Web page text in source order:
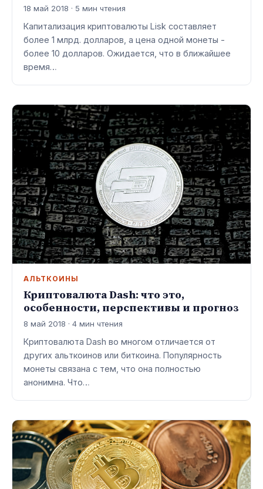
18 май 2018 · 5 мин чтения
Капитализация криптовалюты Lisk составляет
более 1 млрд. долларов, а цена одной монеты -
более 10 долларов. Ожидается, что в ближайшее
время…
АЛЬТКОИНЫ
Криптовалюта Dash: что это,
особенности, перспективы и прогноз
8 май 2018 · 4 мин чтения
Криптовалюта Dash во многом отличается от
других альткоинов или биткоина. Популярность
монеты связана с тем, что она полностью
анонимна. Что…